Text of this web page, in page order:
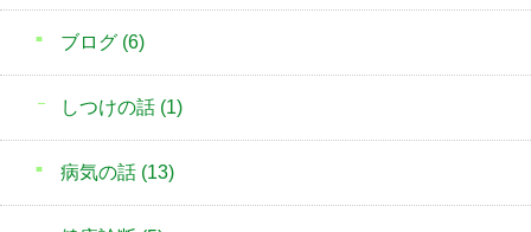
ブログ (6)
しつけの話 (1)
病気の話 (13)